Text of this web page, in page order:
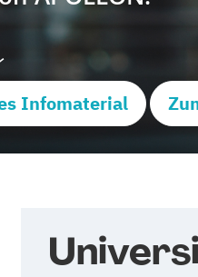
Infomaterial